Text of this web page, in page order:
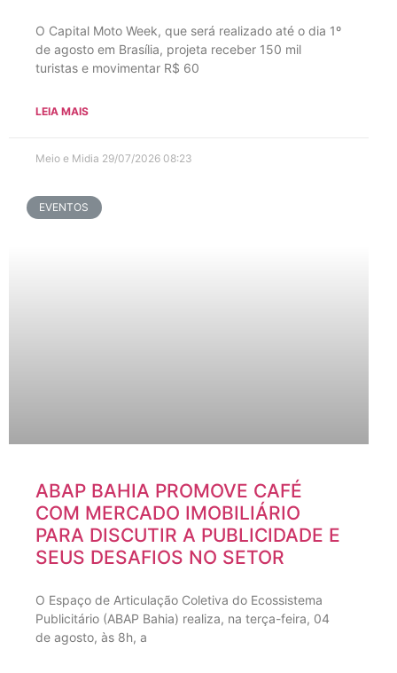
O Capital Moto Week, que será realizado até o dia 1º
de agosto em Brasília, projeta receber 150 mil
turistas e movimentar R$ 60
LEIA MAIS
Meio e Midia 29/07/2026 08:23
EVENTOS
ABAP BAHIA PROMOVE CAFÉ
COM MERCADO IMOBILIÁRIO
PARA DISCUTIR A PUBLICIDADE E
SEUS DESAFIOS NO SETOR
O Espaço de Articulação Coletiva do Ecossistema
Publicitário (ABAP Bahia) realiza, na terça-feira, 04
de agosto, às 8h, a